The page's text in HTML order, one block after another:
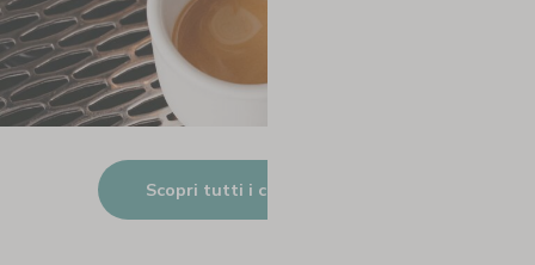
Scopri tutti i caffè disponibili